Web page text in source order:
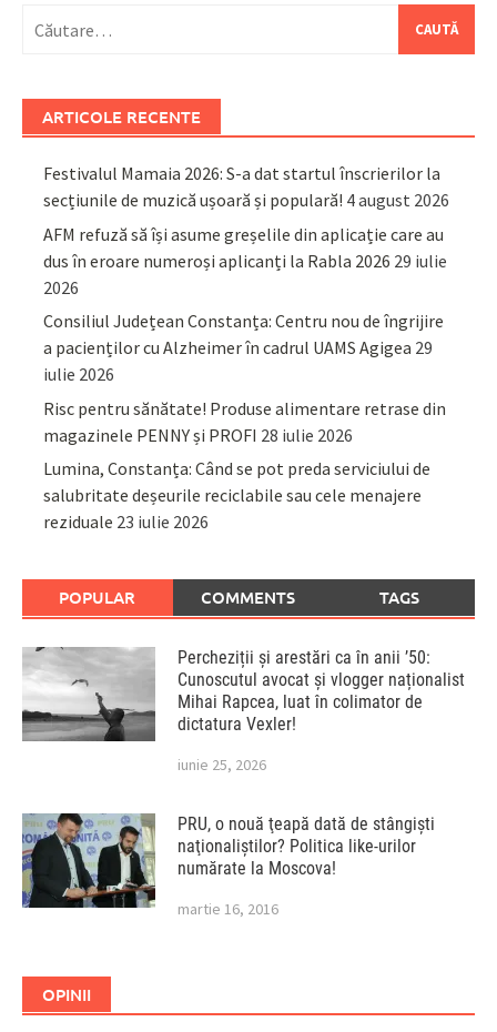
după:
ARTICOLE RECENTE
Festivalul Mamaia 2026: S-a dat startul înscrierilor la
secțiunile de muzică ușoară și populară! 4 august 2026
AFM refuză să își asume greșelile din aplicație care au
dus în eroare numeroși aplicanți la Rabla 2026 29 iulie
2026
Consiliul Județean Constanța: Centru nou de îngrijire
a pacienților cu Alzheimer în cadrul UAMS Agigea 29
iulie 2026
Risc pentru sănătate! Produse alimentare retrase din
magazinele PENNY și PROFI 28 iulie 2026
Lumina, Constanța: Când se pot preda serviciului de
salubritate deșeurile reciclabile sau cele menajere
reziduale 23 iulie 2026
POPULAR COMMENTS TAGS
Percheziții și arestări ca în anii ’50:
Cunoscutul avocat și vlogger naționalist
Mihai Rapcea, luat în colimator de
dictatura Vexler!
iunie 25, 2026
PRU, o nouă ţeapă dată de stângişti
naţionaliştilor? Politica like-urilor
numărate la Moscova!
martie 16, 2016
OPINII